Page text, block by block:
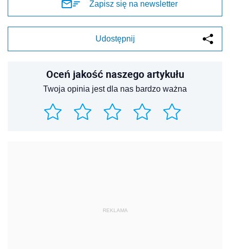
Zapisz się na newsletter
Udostępnij
Oceń jakość naszego artykułu
Twoja opinia jest dla nas bardzo ważna
REKLAMA